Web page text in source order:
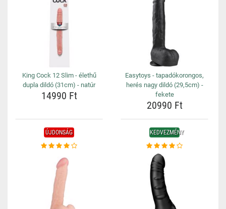
King Cock 12 Slim - élethű
dupla dildó (31cm) - natúr
14990 Ft
Easytoys - tapadókorongos,
herés nagy dildó (29,5cm) -
fekete
20990 Ft
ÚJDONSÁG KEDVEZMÉNY